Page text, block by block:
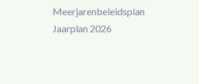
Meerjarenbeleidsplan
Jaarplan 2026